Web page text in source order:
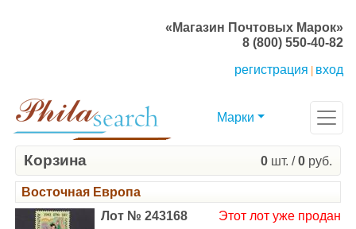
«Магазин Почтовых Марок»
8 (800) 550-40-82
регистрация
вход
Марки
Корзина 0 шт. /0 руб.
Восточная Европа
Лот № 243168
Этот лот уже продан